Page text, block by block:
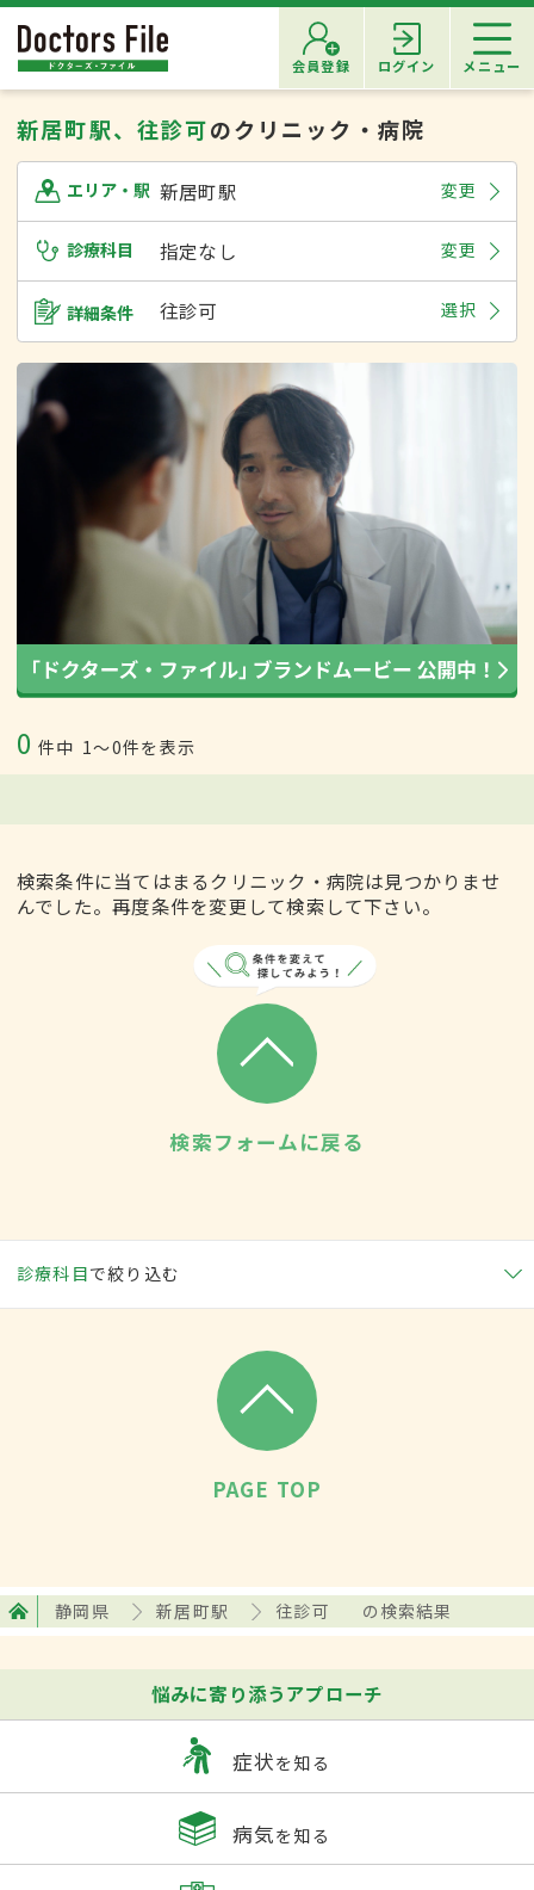
会員登録 ログイン メニュー
新居町駅、往診可のクリニック・病院
エリア・駅 新居町駅 変更
診療科目 指定なし 変更
詳細条件 往診可 選択
0 件中 1〜0件を表示
検索条件に当てはまるクリニック・病院は見つかりませ
んでした。再度条件を変更して検索して下さい。
検索フォームに戻る
診療科目で絞り込む
PAGE TOP
静岡県 新居町駅 往診可 の検索結果
悩みに寄り添うアプローチ
症状を知る
病気を知る